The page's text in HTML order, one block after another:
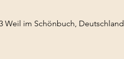
Weil im Schönbuch, Deutschland